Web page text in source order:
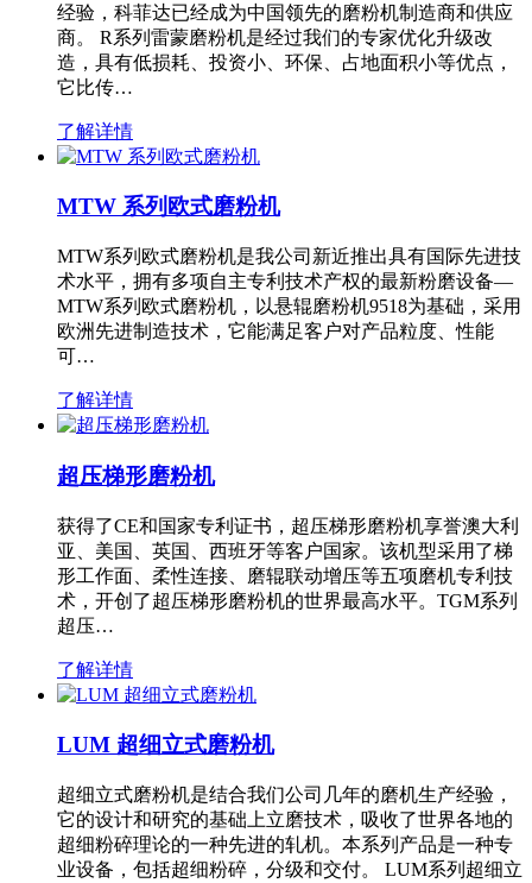
经验，科菲达已经成为中国领先的磨粉机制造商和供应
商。 R系列雷蒙磨粉机是经过我们的专家优化升级改
造，具有低损耗、投资小、环保、占地面积小等优点，
它比传…
了解详情
MTW 系列欧式磨粉机
MTW系列欧式磨粉机是我公司新近推出具有国际先进技
术水平，拥有多项自主专利技术产权的最新粉磨设备—
MTW系列欧式磨粉机，以悬辊磨粉机9518为基础，采用
欧洲先进制造技术，它能满足客户对产品粒度、性能
可…
了解详情
超压梯形磨粉机
获得了CE和国家专利证书，超压梯形磨粉机享誉澳大利
亚、美国、英国、西班牙等客户国家。该机型采用了梯
形工作面、柔性连接、磨辊联动增压等五项磨机专利技
术，开创了超压梯形磨粉机的世界最高水平。TGM系列
超压…
了解详情
LUM 超细立式磨粉机
超细立式磨粉机是结合我们公司几年的磨机生产经验，
它的设计和研究的基础上立磨技术，吸收了世界各地的
超细粉碎理论的一种先进的轧机。本系列产品是一种专
业设备，包括超细粉碎，分级和交付。 LUM系列超细立